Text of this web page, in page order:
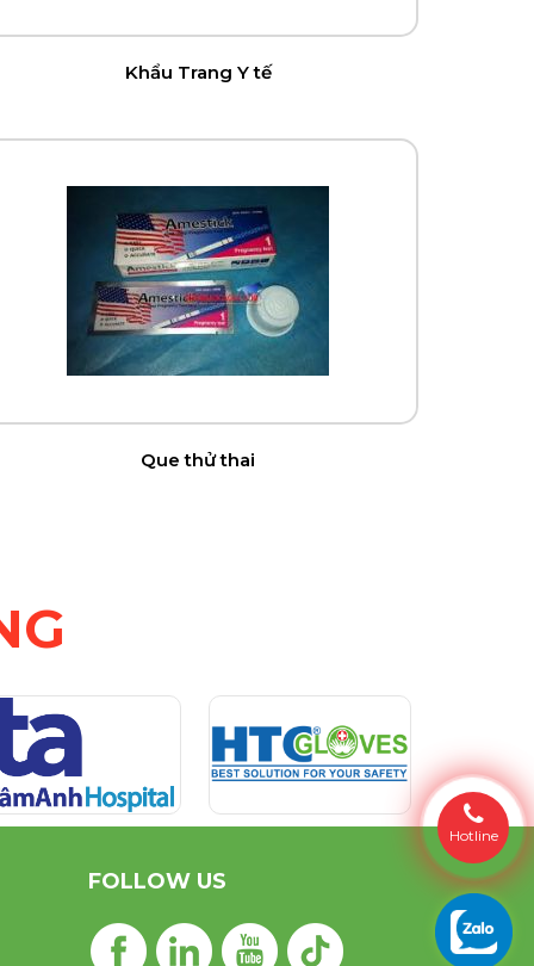
Khẩu Trang Y tế
Que thử thai
FOLLOW US
Hotline